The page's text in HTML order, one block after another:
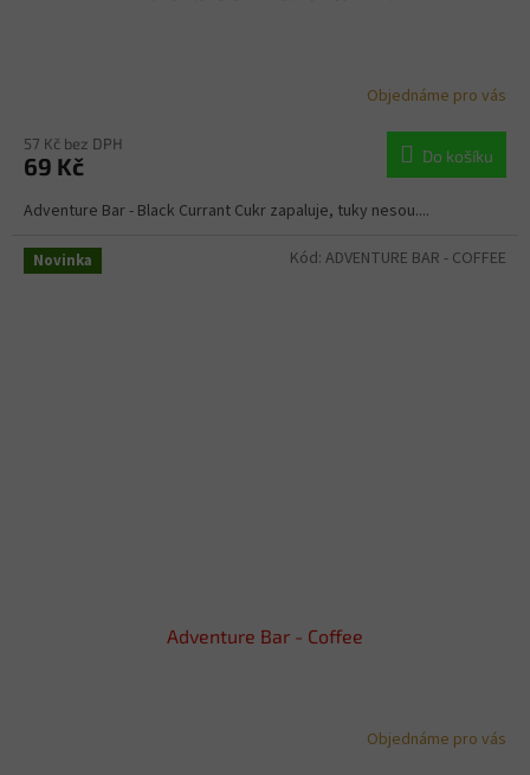
Objednáme pro vás
57 Kč bez DPH
69 Kč Do košíku
Adventure Bar - Black Currant Cukr zapaluje, tuky nesou....
Novinka
Adventure Bar - Coffee
Objednáme pro vás
Kód: ADVENTURE BAR - COFFEE